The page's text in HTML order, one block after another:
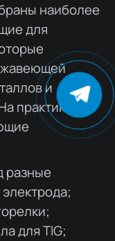
наиболее
для
и
практике
разные
для TIG;